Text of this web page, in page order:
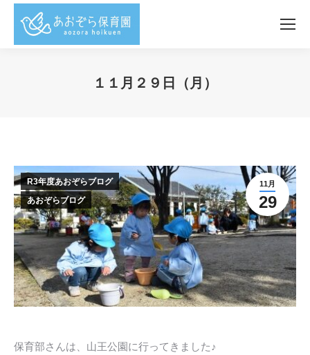
１１月２９日（月）
11月
29
R3年度あおぞらブログ
あおぞらブログ
保育部さんは、山王公園に行ってきました♪